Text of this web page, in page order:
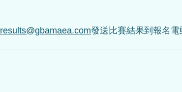
results@gbamaea.com發送比賽結果到報名電